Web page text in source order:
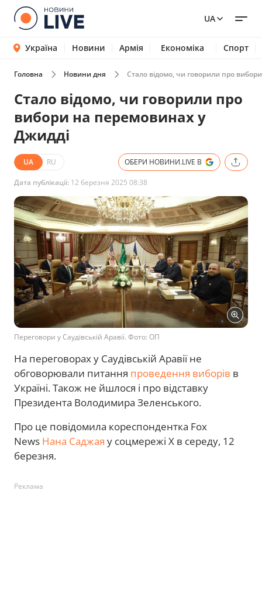
UA
Україна Новини Армія Економіка Спорт
Головна Новини дня Стало відомо, чи говорили про
Стало відомо, чи говорили про
вибори на перемовинах у
Джидді
UA RU ОБЕРИ НОВИНИ.LIVE В
Дата публікації: 12 березня 2025 08:38
Переговори у Саудівській Аравії. Фото: ОП
На переговорах у Саудівській Аравії не
обговорювали питання проведення виборів в
Україні. Також не йшлося і про відставку
Президента Володимира Зеленського.
Про це повідомила кореспондентка Fox
News Нана Саджая у соцмережі Х в середу, 12
березня.
Реклама